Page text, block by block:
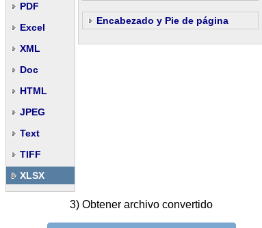
PDF
Excel
XML
Doc
HTML
JPEG
Text
TIFF
XLSX
Encabezado y Pie de página
3) Obtener archivo convertido